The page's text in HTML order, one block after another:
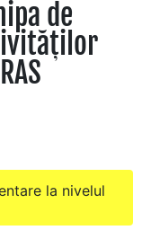
de
la nivelul